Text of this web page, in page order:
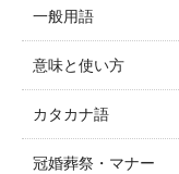
一般用語
意味と使い方
カタカナ語
冠婚葬祭・マナー